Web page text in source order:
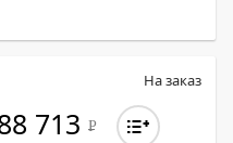
На заказ
713Р